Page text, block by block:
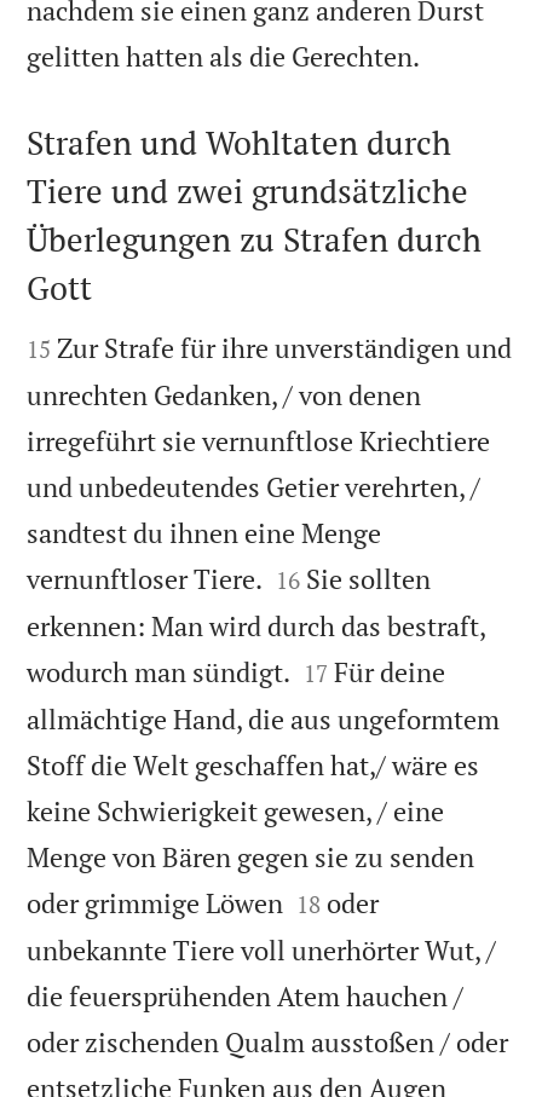
nachdem sie einen ganz anderen Durst
gelitten hatten als die Gerechten.

Strafen und Wohltaten durch
Tiere und zwei grundsätzliche
Überlegungen zu Strafen durch
Gott

15 Zur Strafe für ihre unverständigen und
unrechten Gedanken, / von denen
irregeführt sie vernunftlose Kriechtiere
und unbedeutendes Getier verehrten, /
sandtest du ihnen eine Menge
vernunftloser Tiere. 

16 Sie sollten
erkennen: Man wird durch das bestraft,
wodurch man sündigt. 

17 Für deine
allmächtige Hand, die aus ungeformtem
Stoff die Welt geschaffen hat,/ wäre es
keine Schwierigkeit gewesen, / eine
Menge von Bären gegen sie zu senden
oder grimmige Löwen 

18 oder
unbekannte Tiere voll unerhörter Wut, /
die feuersprühenden Atem hauchen /
oder zischenden Qualm ausstoßen / oder
entsetzliche Funken aus den Augen